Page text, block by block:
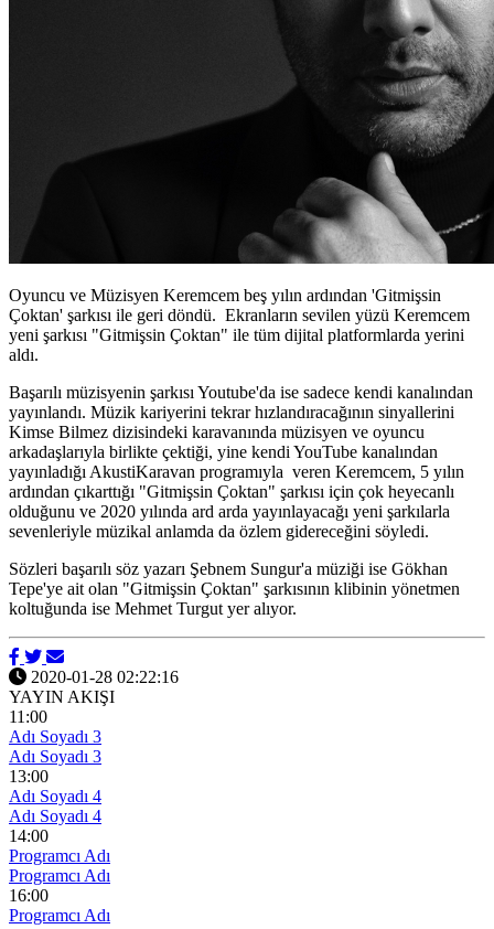
Oyuncu ve Müzisyen Keremcem beş yılın ardından 'Gitmişsin
Çoktan' şarkısı ile geri döndü. Ekranların sevilen yüzü Keremcem
yeni şarkısı "Gitmişsin Çoktan" ile tüm dijital platformlarda yerini
aldı.
Başarılı müzisyenin şarkısı Youtube'da ise sadece kendi kanalından
yayınlandı. Müzik kariyerini tekrar hızlandıracağının sinyallerini
Kimse Bilmez dizisindeki karavanında müzisyen ve oyuncu
arkadaşlarıyla birlikte çektiği, yine kendi YouTube kanalından
yayınladığı AkustiKaravan programıyla veren Keremcem, 5 yılın
ardından çıkarttığı "Gitmişsin Çoktan" şarkısı için çok heyecanlı
olduğunu ve 2020 yılında ard arda yayınlayacağı yeni şarkılarla
sevenleriyle müzikal anlamda da özlem gidereceğini söyledi.
Sözleri başarılı söz yazarı Şebnem Sungur'a müziği ise Gökhan
Tepe'ye ait olan "Gitmişsin Çoktan" şarkısının klibinin yönetmen
koltuğunda ise Mehmet Turgut yer alıyor.
2020-01-28 02:22:16
YAYIN AKIŞI
11:00
Adı Soyadı 3
Adı Soyadı 3
13:00
Adı Soyadı 4
Adı Soyadı 4
14:00
Programcı Adı
Programcı Adı
16:00
Programcı Adı